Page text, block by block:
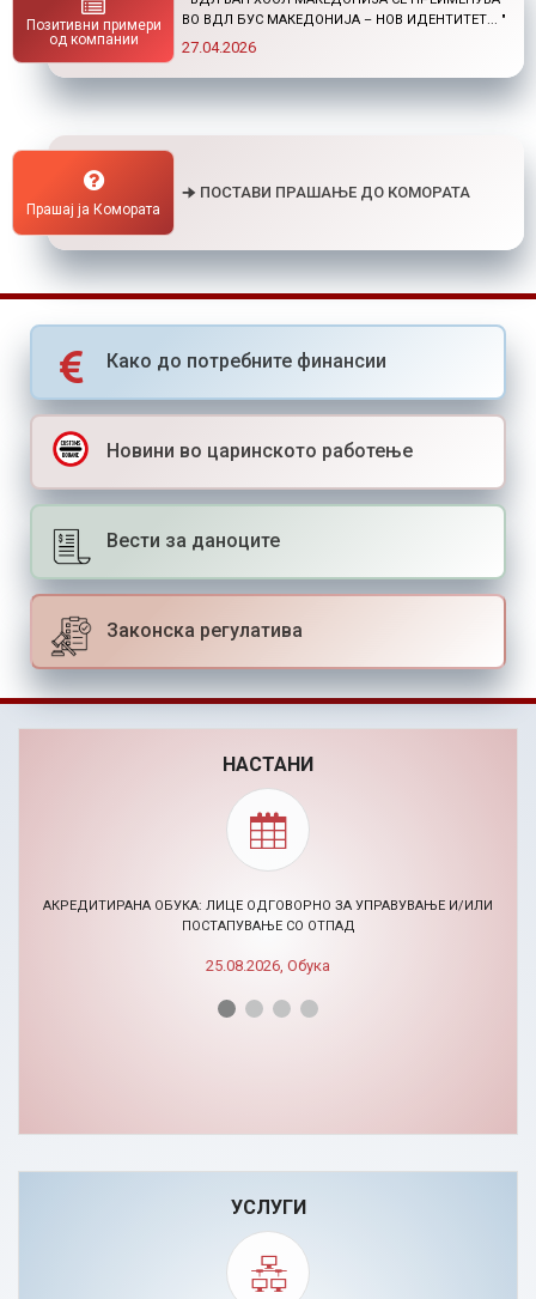
Позитивни примери
од компании
ПОСТДИПЛОМСКИ СТУДИИ ДОМА И ВО
СТРАНСТВО "
01.04.2026
Прашај ја Комората
🠊 ПОСТАВИ ПРАШАЊЕ ДО КОМОРАТА
Како до потребните финансии
Новини во царинското работење
Вести за даноците
Законска регулатива
НАСТАНИ
BIZHACK AI МАРКЕТИНГ ХАКАТОН (24-26.11.2026)
УСЛУГИ